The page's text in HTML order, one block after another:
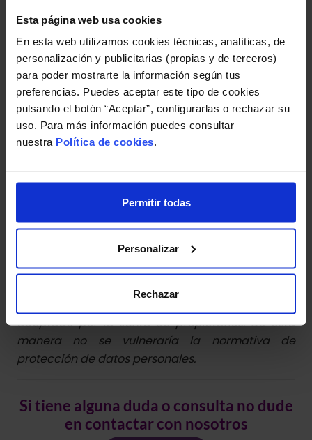
Esta página web usa cookies
En esta web utilizamos cookies técnicas, analíticas, de
personalización y publicitarias (propias y de terceros)
para poder mostrarte la información según tus
preferencias. Puedes aceptar este tipo de cookies
pulsando el botón “Aceptar”, configurarlas o rechazar su
uso. Para más información puedes consultar
nuestra Política de cookies.
Permitir todas
Personalizar
Rechazar
cada uno de los propietarios, tampoco
encuentra cobertura en la normativa de
protección de datos.
En ambos casos, incluso en el supuesto en el que
no se haga mención expresa a la identificación
personal del vecino moroso, detallando
únicamente el dato relativo a la vivienda,
protección de datos.
previo del interesado para la mencionada
publicación, en este caso del vecino deudor, nos
encontraremos ante una cesión de datos con
consentimiento previo. Este consentimiento se
adoptado por la Junta de propietarios. De esta
manera no se vulneraría la normativa de
protección de datos personales.
Si tiene alguna duda o consulta no dude
en contactar con nosotros